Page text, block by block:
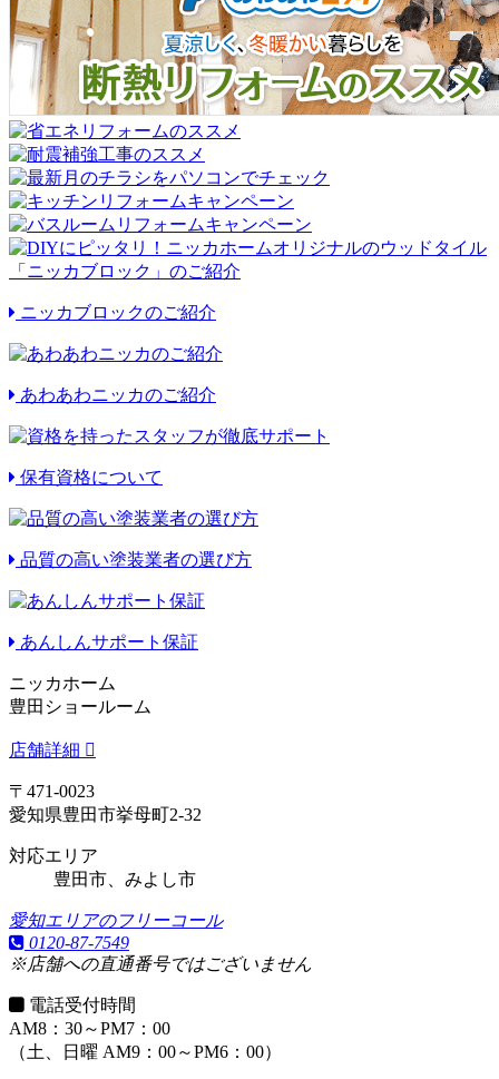
ニッカブロックのご紹介
あわあわニッカのご紹介
保有資格について
品質の高い塗装業者の選び方
あんしんサポート保証
ニッカホーム
豊田ショールーム
店舗詳細
〒471-0023
愛知県豊田市挙母町2-32
対応エリア
豊田市、みよし市
愛知エリアのフリーコール
0120-87-7549
※店舗への直通番号ではございません
電話受付時間
AM8：30～PM7：00
（土、日曜 AM9：00～PM6：00）